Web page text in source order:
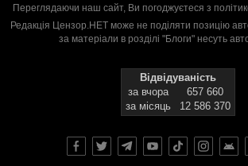
Переглядаючи наш сайт, Ви погоджуєтеся з
Редакція Цензор.НЕТ може не поділяти позицію
за матеріали в розділі "Блоги" несуть
Відвідуваність
за вчора
657 660
за місяць
12 586 370